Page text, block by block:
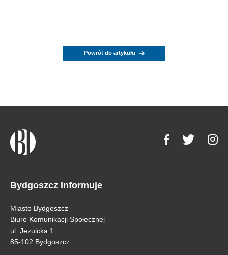
Powrót do artykułu
Bydgoszcz Informuje
Miasto Bydgoszcz
Biuro Komunikacji Społecznej
ul. Jezuicka 1
85-102 Bydgoszcz